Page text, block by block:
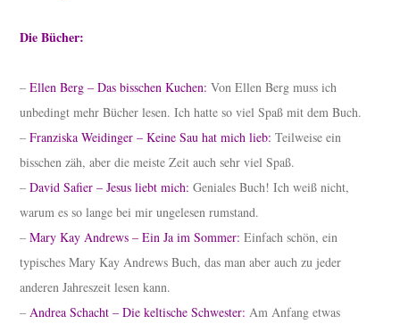
Die Bücher:
–Ellen Berg – Das bisschen Kuchen: Von Ellen Berg muss ich
unbedingt mehr Bücher lesen. Ich hatte so viel Spaß mit dem Buch.
–Franziska Weidinger – Keine Sau hat mich lieb: Teilweise ein
bisschen zäh, aber die meiste Zeit auch sehr viel Spaß.
–David Safier – Jesus liebt mich: Geniales Buch! Ich weiß nicht,
warum es so lange bei mir ungelesen rumstand.
–Mary Kay Andrews – Ein Ja im Sommer: Einfach schön, ein
typisches Mary Kay Andrews Buch, das man aber auch zu jeder
anderen Jahreszeit lesen kann.
–Andrea Schacht – Die keltische Schwester: Am Anfang etwas